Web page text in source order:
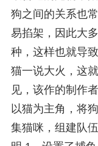
狗之间的关系也
易掐架，因此大
种，这样也就导
猫一说大火，这
见，该作的制作
以猫为主角，将
集猫咪，组建队